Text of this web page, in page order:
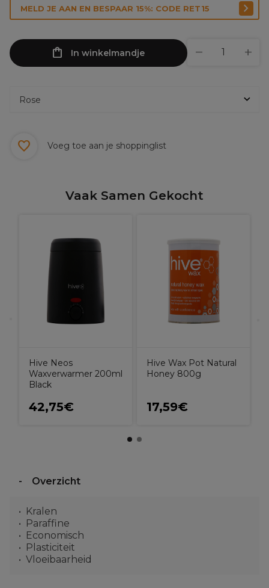
MELD JE AAN EN BESPAAR 15%: CODE RET15
In winkelmandje
Voeg toe aan je shoppinglist
Vaak Samen Gekocht
Hive Neos
Waxverwarmer 200ml
Black
42,75€
Hive Wax Pot Natural
Honey 800g
17,59€
Overzicht
Kralen
Paraffine
Economisch
Plasticiteit
Vloeibaarheid